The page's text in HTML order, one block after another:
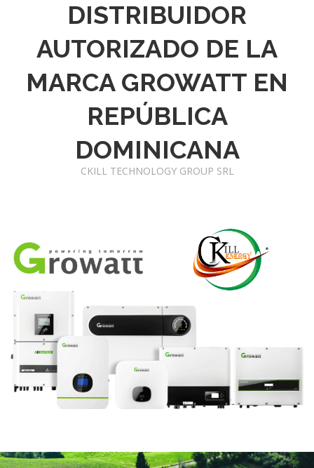
DISTRIBUIDOR
AUTORIZADO DE LA
MARCA GROWATT EN
REPÚBLICA
DOMINICANA
CKILL TECHNOLOGY GROUP SRL